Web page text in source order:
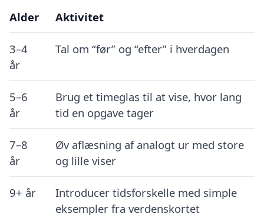
Alder Aktivitet
3–4
år
Tal om “før” og “efter” i hverdagen
5–6
år
Brug et timeglas til at vise, hvor lang
tid en opgave tager
7–8
år
Øv aflæsning af analogt ur med store
og lille viser
9+ år
Introducer tidsforskelle med simple
eksempler fra verdenskortet